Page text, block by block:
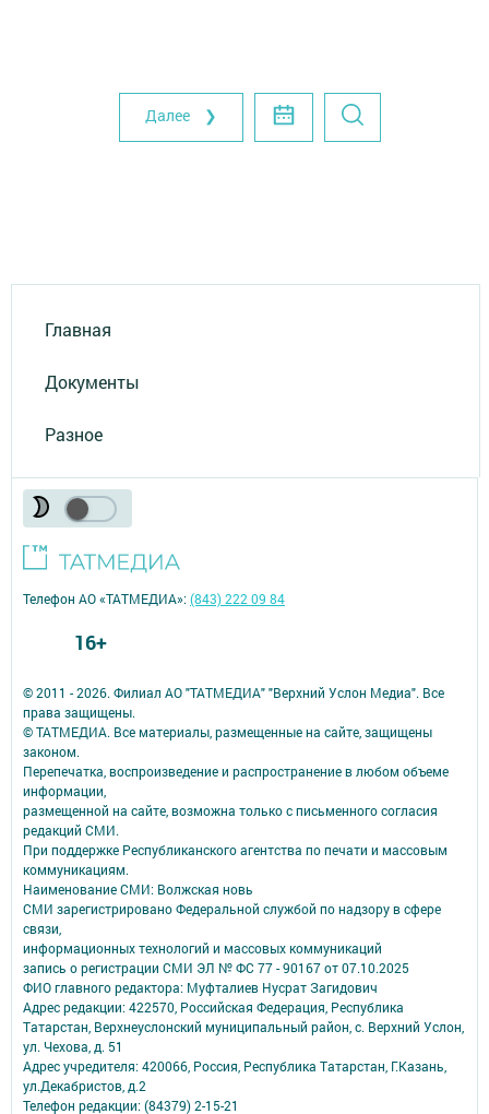
Далее ❯
Главная
Документы
Разное
© 2011 - 2026. Филиал АО "ТАТМЕДИА" "Верхний Услон Медиа". Все
права защищены.
© ТАТМЕДИА. Все материалы, размещенные на сайте, защищены
законом.
Перепечатка, воспроизведение и распространение в любом объеме
информации,
размещенной на сайте, возможна только с письменного согласия
редакций СМИ.
При поддержке Республиканского агентства по печати и массовым
коммуникациям.
Наименование СМИ: Волжская новь
СМИ зарегистрировано Федеральной службой по надзору в сфере
связи,
информационных технологий и массовых коммуникаций
запись о регистрации СМИ ЭЛ № ФС 77 - 90167 от 07.10.2025
ФИО главного редактора: Муфталиев Нусрат Загидович
Адрес редакции: 422570, Российская Федерация, Республика
Татарстан, Верхнеуслонский муниципальный район, с. Верхний Услон,
ул. Чехова, д. 51
Адрес учредителя: 420066, Россия, Республика Татарстан, Г.Казань,
ул.Декабристов, д.2
Телефон редакции: (84379) 2-15-21
Телефон АО «ТАТМЕДИА»:(843) 222 09 84
16+